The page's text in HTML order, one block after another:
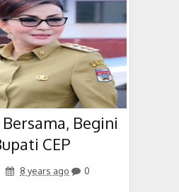
Begini
CEP
8 years ago 0